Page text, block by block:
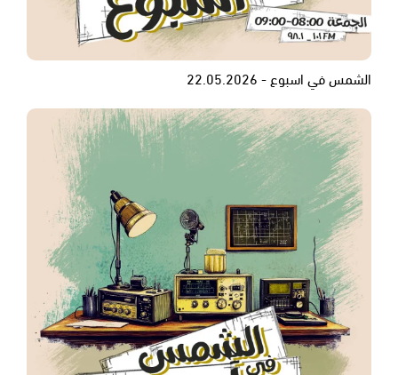
الشمس في اسبوع - 22.05.2026